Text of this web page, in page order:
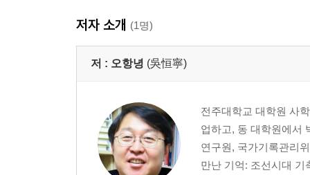
우연과 임의성 / 빅토르 위고의 워털루 전투 / 19세
2부 역사의 영역
02 역사 사이의 괴리 101
국사: 편협해진 역사 / 스테레오 역사학과
저자 소개 (1명)
저 : 오항녕 (吳恒寧)
전주대학교 대학원 사
업하고, 동 대학원에서
연구원, 국가기록관리
만난 기억: 조선시대 기